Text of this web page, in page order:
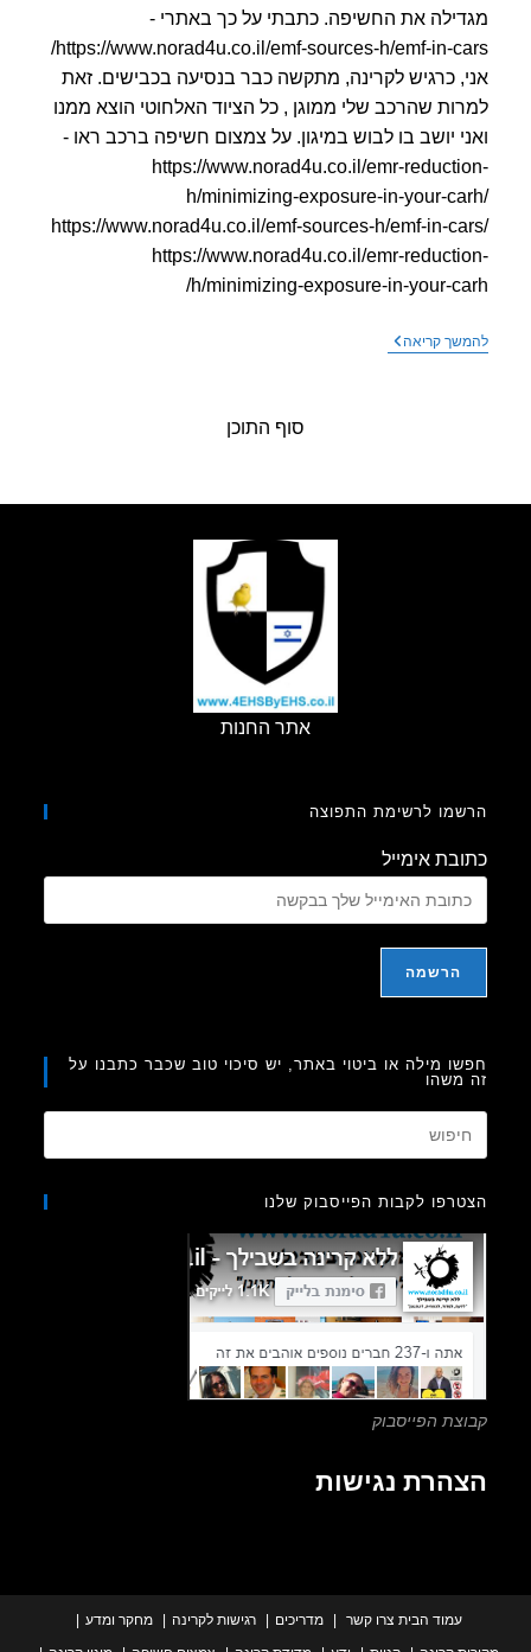
את החשיפה. כתבתי על כך באתרי -
https://www.norad4u.co.il/emf-sources-h/emf-in-cars/
כרגיש לקרינה, מתקשה כבר בנסיעה בכבישים. זאת
שהרכב שלי ממוגן , כל הציוד האלחוטי הוצא ממנו
יושב בו לבוש במיגון. על צמצום חשיפה ברכב ראו -
https://www.norad4u.co.il/emr-
h/minimizing-exposure-in-your-
https://www.norad4u.co.il/emf-sources-h/emf-in-
https://www.norad4u.co.il/emr-
h/minimizing-exposure-in-your-
קריאהקרינת
סוף התוכן
אתר החנות
לרשימת התפוצה
אימייל
מילה או ביטוי באתר, יש סיכוי טוב שכבר כתבנו על
Escape
לקבות הפייסבוק שלנו
הפייסבוק
נגישות
עמוד הבית צרו קשר מדריכים רגישות לקרינה
מחקר ומדע